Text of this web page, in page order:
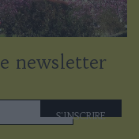
newsletter
S'INSCRIRE